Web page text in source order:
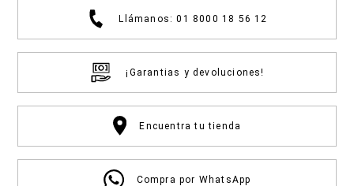
Llámanos: 01 8000 18 56 12
¡Garantias y devoluciones!
Encuentra tu tienda
Compra por WhatsApp